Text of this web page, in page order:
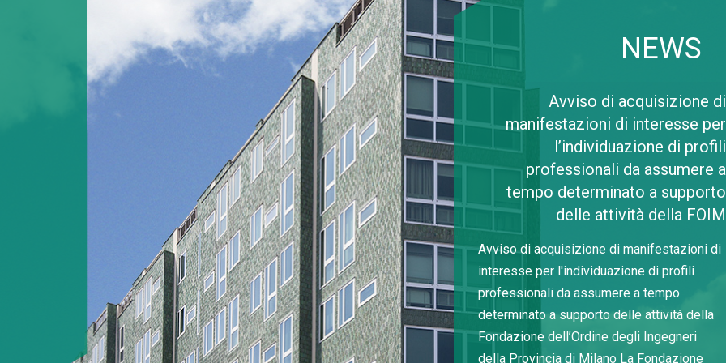
NEWS
Avviso di acquisizione di
manifestazioni di interesse per
l’individuazione di profili
professionali da assumere a
tempo determinato a supporto
delle attività della FOIM
Avviso di acquisizione di manifestazioni di
interesse per l'individuazione di profili
professionali da assumere a tempo
determinato a supporto delle attività della
Fondazione dell’Ordine degli Ingegneri
della Provincia di Milano La Fondazione